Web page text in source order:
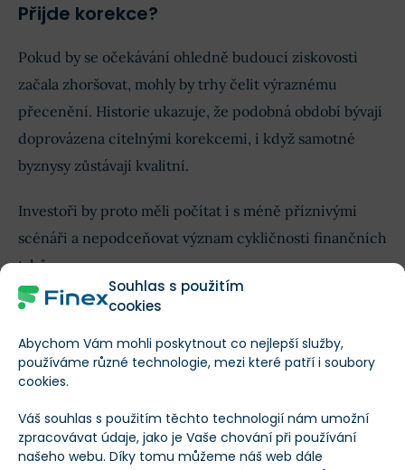
Souhlas s použitím
cookies
Abychom Vám mohli poskytnout co nejlepší služby,
používáme různé technologie, mezi které patří i soubory
cookies.
Váš souhlas s použitím těchto technologií nám umožní
zpracovávat údaje, jako je Vaše chování při používání
našeho webu. Díky tomu můžeme náš web dále
Přijde korekce?
Pokud by se očekávání ohledně budoucí ziskovosti
začala zhoršovat, mohly by trhy čelit výraznému
přecenění. Historie ukazuje, že podobná období bývají
doprovázena citelnými korekcemi, i když samotné
byznysy zůstávají kvalitní.
Investoři by proto měli počítat i s méně příznivými
scénáři a nepodceňovat význam cykličnosti finančních
trhů.
Zajímavou situaci aktuálně nabízí také Bitcoin.
že většina medvědího trhu může být již za námi a že
druhá polovina roku by mohla přinést výrazně lepší